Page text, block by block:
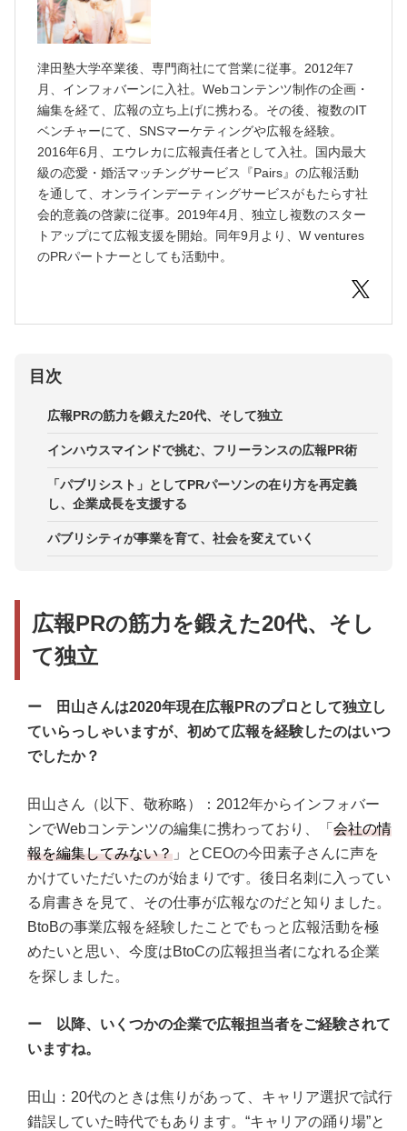
津田塾大学卒業後、専門商社にて営業に従事。2012年7
月、インフォバーンに入社。Webコンテンツ制作の企画・
編集を経て、広報の立ち上げに携わる。その後、複数のIT
ベンチャーにて、SNSマーケティングや広報を経験。
2016年6月、エウレカに広報責任者として入社。国内最大
級の恋愛・婚活マッチングサービス『Pairs』の広報活動
を通して、オンラインデーティングサービスがもたらす社
会的意義の啓蒙に従事。2019年4月、独立し複数のスター
トアップにて広報支援を開始。同年9月より、W ventures
のPRパートナーとしても活動中。
目次
広報PRの筋力を鍛えた20代、そして独立
インハウスマインドで挑む、フリーランスの広報PR術
「パブリシスト」としてPRパーソンの在り方を再定義
し、企業成長を支援する
パブリシティが事業を育て、社会を変えていく
広報PRの筋力を鍛えた20代、そし
て独立
ー 田山さんは2020年現在広報PRのプロとして独立し
ていらっしゃいますが、初めて広報を経験したのはいつ
でしたか？
田山さん（以下、敬称略）：2012年からインフォバー
ンでWebコンテンツの編集に携わっており、「 会社の情
報を編集してみない？ 」とCEOの今田素子さんに声を
かけていただいたのが始まりです。後日名刺に入ってい
る肩書きを見て、その仕事が広報なのだと知りました。
BtoBの事業広報を経験したことでもっと広報活動を極
めたいと思い、今度はBtoCの広報担当者になれる企業
を探しました。
ー 以降、いくつかの企業で広報担当者をご経験されて
いますね。
田山：20代のときは焦りがあって、キャリア選択で試行
錯誤していた時代でもあります。“キャリアの踊り場”と